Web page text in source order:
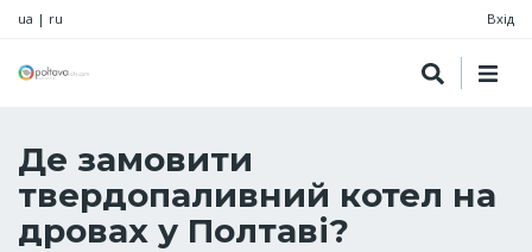
ua | ru Вхід
Де замовити
твердопаливний котел на
дровах у Полтаві?